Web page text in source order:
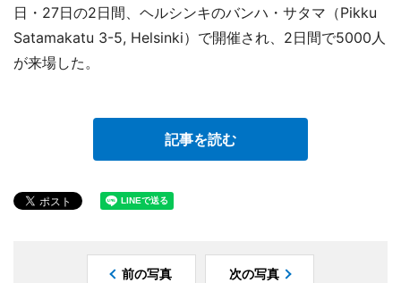
日・27日の2日間、ヘルシンキのバンハ・サタマ（Pikku
Satamakatu 3-5, Helsinki）で開催され、2日間で5000人
が来場した。
記事を読む
前の写真 次の写真